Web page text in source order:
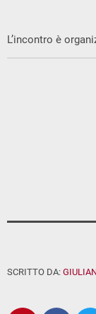
L’incontro è
SCRITTO DA: